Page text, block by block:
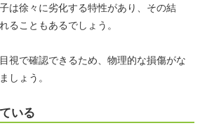
は徐々に劣化する特性があり、その結
ることもあるでしょう。
視で確認できるため、物理的な損傷がな
しょう。
いる